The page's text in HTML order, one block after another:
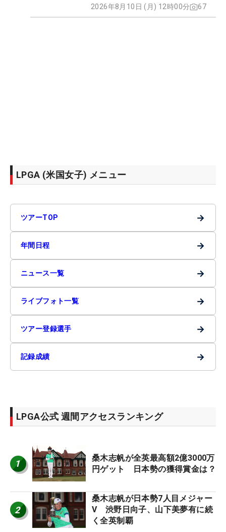
2026年8月10日 (月) 12時00分 67
LPGA (米国女子) メニュー
ツアーTOP →
年間日程 →
ニュース一覧 →
ライブフォト一覧 →
ツアー登録選手 →
記録成績 →
LPGA公式 週間アクセスランキング
1
桑木志帆が全英最高額2億3000万
円ゲット 日本勢の獲得賞金は？
2
桑木志帆が日本勢7人目メジャー
V 渋野日向子、山下美夢有に続
く全英制覇